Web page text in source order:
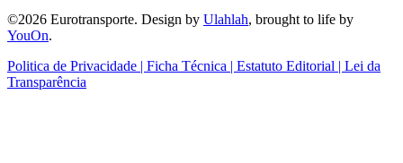
©2026 Eurotransporte. Design by Ulahlah, brought to life by
YouOn.
Politica de Privacidade | Ficha Técnica | Estatuto Editorial | Lei da
Transparência